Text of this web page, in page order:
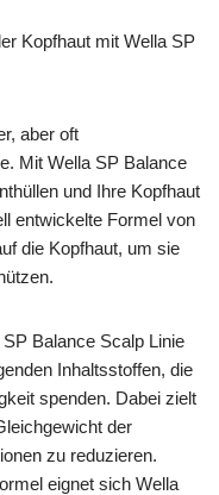
Kopfhaut mit Wella SP
aber oft
Mit Wella SP Balance
und Ihre Kopfhaut
entwickelte Formel von
die Kopfhaut, um sie
Balance Scalp Linie
Inhaltsstoffen, die
spenden. Dabei zielt
der
zu reduzieren.
eignet sich Wella